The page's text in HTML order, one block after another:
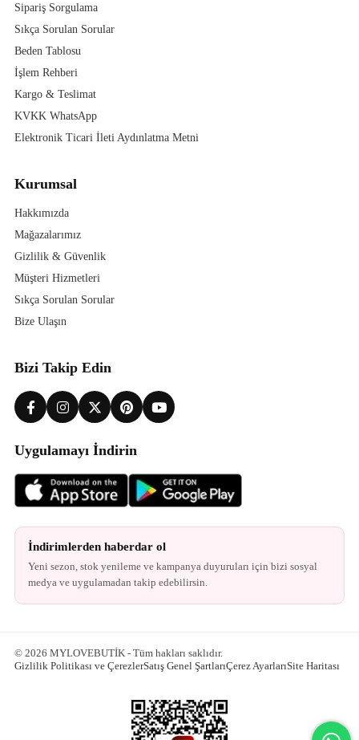
Sipariş Sorgulama
Sıkça Sorulan Sorular
Beden Tablosu
İşlem Rehberi
Kargo & Teslimat
KVKK WhatsApp
Elektronik Ticari İleti Aydınlatma Metni
Kurumsal
Hakkımızda
Mağazalarımız
Gizlilik & Güvenlik
Müşteri Hizmetleri
Sıkça Sorulan Sorular
Bize Ulaşın
Bizi Takip Edin
Uygulamayı İndirin
İndirimlerden haberdar ol
Yeni sezon, stok yenileme ve kampanya duyuruları için bizi sosyal
medya ve uygulamadan takip edebilirsin.
© 2026 MYLOVEBUTİK - Tüm hakları saklıdır.
Gizlilik Politikası ve ÇerezlerSatış Genel ŞartlarıÇerez AyarlarıSite Haritası